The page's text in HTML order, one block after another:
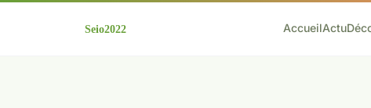
AccueilActu